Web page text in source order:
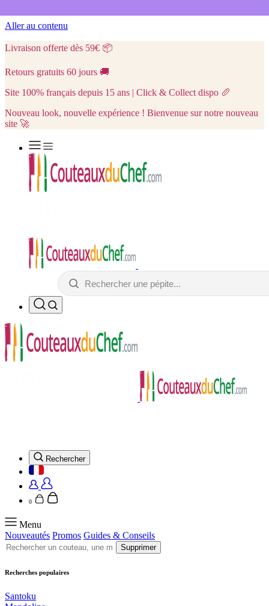
Aller au contenu
Livraison offerte dès 59€ 📦
Retours gratuits 60 jours 🚚
Site 100% français depuis 15 ans | Click & Collect dispo 🥖
Nouveau look, nouvelle expérience ! Bienvenue sur notre nouveau
site 🚀
Rechercher
0
Menu
Nouveautés Promos Guides & Conseils
Supprimer
Recherches populaires
Santoku